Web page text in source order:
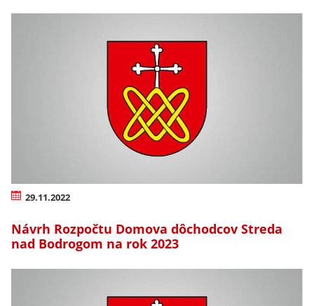
29.11.2022
Návrh Rozpočtu Domova dôchodcov Streda
nad Bodrogom na rok 2023